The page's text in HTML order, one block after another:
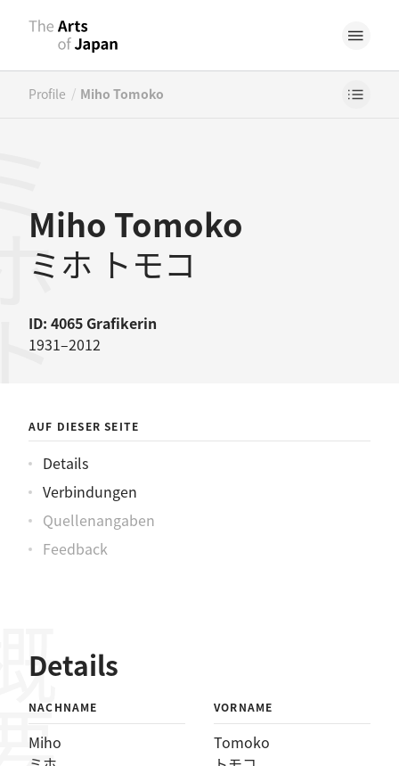
Profile / Miho Tomoko
Miho Tomoko
ミホ トモコ
ID: 4065 Grafikerin
1931–2012
コ
AUF DIESER SEITE
Details
Verbindungen
Quellenangaben
Feedback
Details
NACHNAME
Miho
VORNAME
Tomoko